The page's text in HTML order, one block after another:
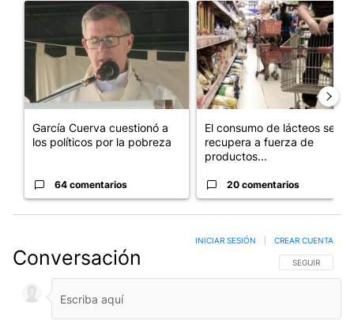
Un artículo de tendencia con el título "García Cuerva
García Cuerva cuestionó a
los políticos por la pobreza
64 comentarios
Un artículo de tendencia con
El consumo de lácteos se
recupera a fuerza de
productos...
20 comentarios
Conversación SIGA ESTA
SEGUIR
INICIAR SESIÓN CREAR CUENTA